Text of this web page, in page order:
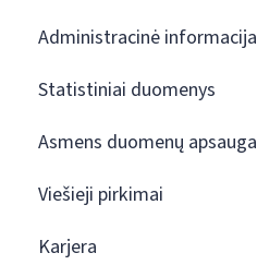
Administracinė informacija
Statistiniai duomenys
Asmens duomenų apsauga
Viešieji pirkimai
Karjera